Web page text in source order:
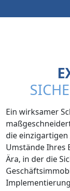
Ein wirksamer
die
Umstände Ihres
Ära, in der die